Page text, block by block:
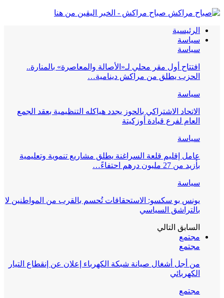
صباح مراكش - الخبر اليقين من هنا
الرئيسية
سياسة
سياسة
افتتاح أول مقر محلي لـ«الأصالة والمعاصرة» بالمنارة..
الحزب يطلق من مراكش دينامية…
سياسة
الاتحاد الاشتراكي بالحوز يجدد هياكله التنظيمية بعقد الجمع
العام لفرع قيادة أوزكيتة
سياسة
عامل إقليم قلعة السراغنة يطلق مشاريع تنموية وتعليمية
بأزيد من 27 مليون درهم احتفاءً…
سياسة
يونس بو سكسو: الاستحقاقات تُحسم بالقرب من المواطنين لا
بالتراشق السياسي
السابق التالي
مجتمع
مجتمع
من أجل أشغال صيانة شبكة الكهرباء إعلان عن إنقطاع التيار
الكهربائي
مجتمع